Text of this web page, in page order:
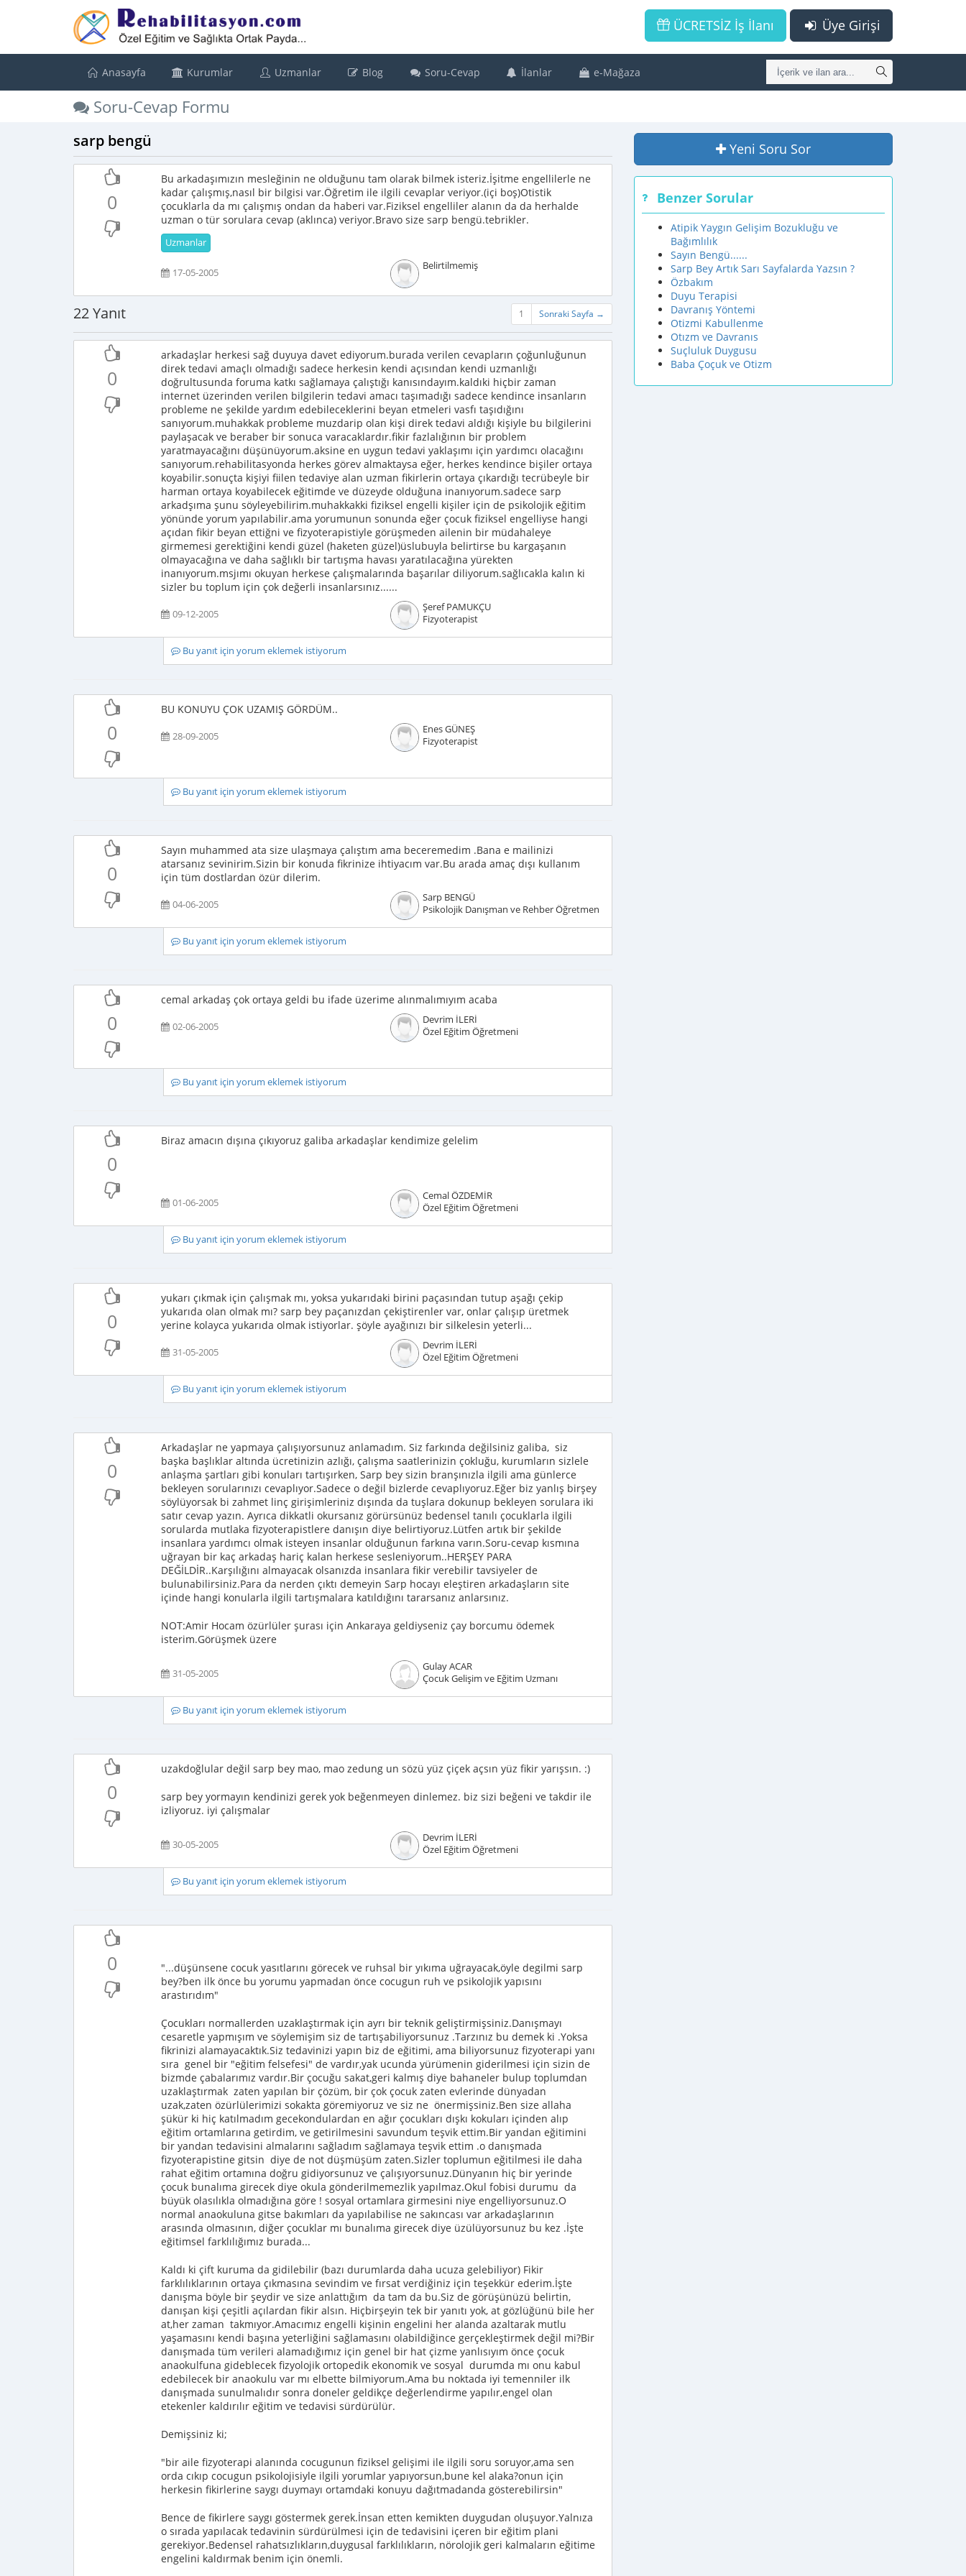
Üye Girişi
ÜCRETSİZ İş İlanı
Anasayfa Kurumlar Uzmanlar Blog Soru-Cevap İlanlar e-Mağaza
Soru-Cevap Formu
sarp bengü
0
Bu arkadaşımızın mesleğinin ne olduğunu tam olarak bilmek isteriz.İşitme engellilerle ne
kadar çalışmış,nasıl bir bilgisi var.Öğretim ile ilgili cevaplar veriyor.(içi boş)Otistik
çocuklarla da mı çalışmış ondan da haberi var.Fiziksel engelliler alanın da da herhalde
uzman o tür sorulara cevap (aklınca) veriyor.Bravo size sarp bengü.tebrikler.
Uzmanlar
17-05-2005
Belirtilmemiş
1 Sonraki Sayfa →
22 Yanıt
0
arkadaşlar herkesi sağ duyuya davet ediyorum.burada verilen cevapların çoğunluğunun
direk tedavi amaçlı olmadığı sadece herkesin kendi açısından kendi uzmanlığı
doğrultusunda foruma katkı sağlamaya çalıştığı kanısındayım.kaldıki hiçbir zaman
internet üzerinden verilen bilgilerin tedavi amacı taşımadığı sadece kendince insanların
probleme ne şekilde yardım edebileceklerini beyan etmeleri vasfı taşıdığını
sanıyorum.muhakkak probleme muzdarip olan kişi direk tedavi aldığı kişiyle bu bilgilerini
paylaşacak ve beraber bir sonuca varacaklardır.fikir fazlalığının bir problem
yaratmayacağını düşünüyorum.aksine en uygun tedavi yaklaşımı için yardımcı olacağını
sanıyorum.rehabilitasyonda herkes görev almaktaysa eğer, herkes kendince bişiler ortaya
koyabilir.sonuçta kişiyi fiilen tedaviye alan uzman fikirlerin ortaya çıkardığı tecrübeyle bir
harman ortaya koyabilecek eğitimde ve düzeyde olduğuna inanıyorum.sadece sarp
arkadşıma şunu söyleyebilirim.muhakkakki fiziksel engelli kişiler için de psikolojik eğitim
yönünde yorum yapılabilir.ama yorumunun sonunda eğer çocuk fiziksel engelliyse hangi
açıdan fikir beyan ettiğni ve fizyoterapistiyle görüşmeden ailenin bir müdahaleye
girmemesi gerektiğini kendi güzel (haketen güzel)üslubuyla belirtirse bu kargaşanın
olmayacağına ve daha sağlıklı bir tartışma havası yaratılacağına yürekten
inanıyorum.msjımı okuyan herkese çalışmalarında başarılar diliyorum.sağlıcakla kalın ki
sizler bu toplum için çok değerli insanlarsınız......
09-12-2005
Şeref PAMUKÇU
Fizyoterapist
Bu yanıt için yorum eklemek istiyorum
0
BU KONUYU ÇOK UZAMIŞ GÖRDÜM..
28-09-2005
Enes GÜNEŞ
Fizyoterapist
Bu yanıt için yorum eklemek istiyorum
0
Sayın muhammed ata size ulaşmaya çalıştım ama beceremedim .Bana e mailinizi
atarsanız sevinirim.Sizin bir konuda fikrinize ihtiyacım var.Bu arada amaç dışı kullanım
için tüm dostlardan özür dilerim.
04-06-2005
Sarp BENGÜ
Psikolojik Danışman ve Rehber Öğretmen
Bu yanıt için yorum eklemek istiyorum
0
cemal arkadaş çok ortaya geldi bu ifade üzerime alınmalımıyım acaba
02-06-2005
Devrim İLERİ
Özel Eğitim Öğretmeni
Bu yanıt için yorum eklemek istiyorum
0
Biraz amacın dışına çıkıyoruz galiba arkadaşlar kendimize gelelim
01-06-2005
Cemal ÖZDEMİR
Özel Eğitim Öğretmeni
Bu yanıt için yorum eklemek istiyorum
0
yukarı çıkmak için çalışmak mı, yoksa yukarıdaki birini paçasından tutup aşağı çekip
yukarıda olan olmak mı? sarp bey paçanızdan çekiştirenler var, onlar çalışıp üretmek
yerine kolayca yukarıda olmak istiyorlar. şöyle ayağınızı bir silkelesin yeterli...
31-05-2005
Devrim İLERİ
Özel Eğitim Öğretmeni
Bu yanıt için yorum eklemek istiyorum
0
Arkadaşlar ne yapmaya çalışıyorsunuz anlamadım. Siz farkında değilsiniz galiba, siz
başka başlıklar altında ücretinizin azlığı, çalışma saatlerinizin çokluğu, kurumların sizlele
anlaşma şartları gibi konuları tartışırken, Sarp bey sizin branşınızla ilgili ama günlerce
bekleyen sorularınızı cevaplıyor.Sadece o değil bizlerde cevaplıyoruz.Eğer biz yanlış birşey
söylüyorsak bi zahmet linç girişimleriniz dışında da tuşlara dokunup bekleyen sorulara iki
satır cevap yazın. Ayrıca dikkatli okursanız görürsünüz bedensel tanılı çocuklarla ilgili
sorularda mutlaka fizyoterapistlere danışın diye belirtiyoruz.Lütfen artık bir şekilde
insanlara yardımcı olmak isteyen insanlar olduğunun farkına varın.Soru-cevap kısmına
uğrayan bir kaç arkadaş hariç kalan herkese sesleniyorum..HERŞEY PARA
DEĞİLDİR..Karşılığını almayacak olsanızda insanlara fikir verebilir tavsiyeler de
bulunabilirsiniz.Para da nerden çıktı demeyin Sarp hocayı eleştiren arkadaşların site
içinde hangi konularla ilgili tartışmalara katıldığını tararsanız anlarsınız.
NOT:Amir Hocam özürlüler şurası için Ankaraya geldiyseniz çay borcumu ödemek
isterim.Görüşmek üzere
31-05-2005
Gulay ACAR
Çocuk Gelişim ve Eğitim Uzmanı
Bu yanıt için yorum eklemek istiyorum
0
uzakdoğlular değil sarp bey mao, mao zedung un sözü yüz çiçek açsın yüz fikir yarışsın. :)
sarp bey yormayın kendinizi gerek yok beğenmeyen dinlemez. biz sizi beğeni ve takdir ile
izliyoruz. iyi çalışmalar
30-05-2005
Devrim İLERİ
Özel Eğitim Öğretmeni
Bu yanıt için yorum eklemek istiyorum
0
"...düşünsene cocuk yasıtlarını görecek ve ruhsal bir yıkıma uğrayacak,öyle degilmi sarp
bey?ben ilk önce bu yorumu yapmadan önce cocugun ruh ve psikolojik yapısını
arastırıdım"
Çocukları normallerden uzaklaştırmak için ayrı bir teknik geliştirmişsiniz.Danışmayı
cesaretle yapmışım ve söylemişim siz de tartışabiliyorsunuz .Tarzınız bu demek ki .Yoksa
fikrinizi alamayacaktık.Siz tedavinizi yapın biz de eğitimi, ama biliyorsunuz fizyoterapi yanı
sıra genel bir "eğitim felsefesi" de vardır,yak ucunda yürümenin giderilmesi için sizin de
bizmde çabalarımız vardır.Bir çocuğu sakat,geri kalmış diye bahaneler bulup toplumdan
uzaklaştırmak zaten yapılan bir çözüm, bir çok çocuk zaten evlerinde dünyadan
uzak,zaten özürlülerimizi sokakta göremiyoruz ve siz ne önermişsiniz.Ben size allaha
şükür ki hiç katılmadım gecekondulardan en ağır çocukları dışkı kokuları içinden alıp
eğitim ortamlarına getirdim, ve getirilmesini savundum teşvik ettim.Bir yandan eğitimini
bir yandan tedavisini almalarını sağladım sağlamaya teşvik ettim .o danışmada
fizyoterapistine gitsin diye de not düşmüşüm zaten.Sizler toplumun eğitilmesi ile daha
rahat eğitim ortamına doğru gidiyorsunuz ve çalışıyorsunuz.Dünyanın hiç bir yerinde
çocuk bunalıma girecek diye okula gönderilmemezlik yapılmaz.Okul fobisi durumu da
büyük olasılıkla olmadığına göre ! sosyal ortamlara girmesini niye engelliyorsunuz.O
normal anaokuluna gitse bakımları da yapılabilise ne sakıncası var arkadaşlarının
arasında olmasının, diğer çocuklar mı bunalıma girecek diye üzülüyorsunuz bu kez .İşte
eğitimsel farklılığımız burada...
Kaldı ki çift kuruma da gidilebilir (bazı durumlarda daha ucuza gelebiliyor) Fikir
farklılıklarının ortaya çıkmasına sevindim ve fırsat verdiğiniz için teşekkür ederim.İşte
danışma böyle bir şeydir ve size anlattığım da tam da bu.Siz de görüşünüzü belirtin,
danışan kişi çeşitli açılardan fikir alsın. Hiçbirşeyin tek bir yanıtı yok, at gözlüğünü bile her
at,her zaman takmıyor.Amacımız engelli kişinin engelini her alanda azaltarak mutlu
yaşamasını kendi başına yeterliğini sağlamasını olabildiğince gerçekleştirmek değil mi?Bir
danışmada tüm verileri alamadığımız için genel bir hat çizme yanlısıyım önce çocuk
anaokulfuna gideblecek fizyolojik ortopedik ekonomik ve sosyal durumda mı onu kabul
edebilecek bir anaokulu var mı elbette bilmiyorum.Ama bu noktada iyi temenniler ilk
danışmada sunulmalıdır sonra doneler geldikçe değerlendirme yapılır,engel olan
etekenler kaldırılır eğitim ve tedavisi sürdürülür.
Demişsiniz ki;
"bir aile fizyoterapi alanında cocugunun fiziksel gelişimi ile ilgili soru soruyor,ama sen
orda cıkıp cocugun psikolojisiyle ilgili yorumlar yapıyorsun,bune kel alaka?onun için
herkesin fikirlerine saygı duymayı ortamdaki konuyu dağıtmadanda gösterebilirsin"
Bence de fikirlere saygı göstermek gerek.İnsan etten kemikten duygudan oluşuyor.Yalnıza
o sırada yapılacak tedavinin sürdürülmesi için de tedavisini içeren bir eğitim plani
gerekiyor.Bedensel rahatsızlıkların,duygusal farklılıkların, nörolojik geri kalmaların eğitime
engelini kaldırmak benim için önemli.
Yeni Soru Sor
Benzer Sorular
Atipik Yaygın Gelişim Bozukluğu ve
Bağımlılık
Sayın Bengü......
Sarp Bey Artık Sarı Sayfalarda Yazsın ?
Özbakım
Duyu Terapisi
Davranış Yöntemi
Otizmi Kabullenme
Otızm ve Davranıs
Suçluluk Duygusu
Baba Çoçuk ve Otizm